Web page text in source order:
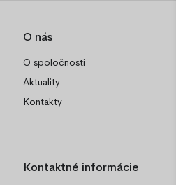
O nás
O spoločnosti
Aktuality
Kontakty
Kontaktné informácie